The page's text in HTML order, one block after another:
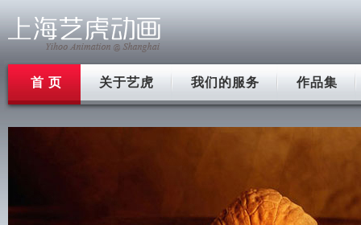
首 页 关于艺虎 我们的服务 作品集